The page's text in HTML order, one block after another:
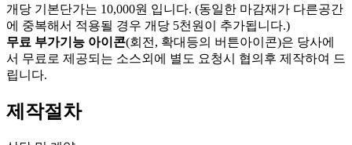
개당 기본단가는 10,000원 입니다. (동일한 마감재가 다른공간
에 중복해서 적용될 경우 개당 5천원이 추가됩니다.)
무료 부가기능 아이콘(회전, 확대등의 버튼아이콘)은 당사에
서 무료로 제공되는 소스외에 별도 요청시 협의후 제작하여 드
립니다.
제작절차